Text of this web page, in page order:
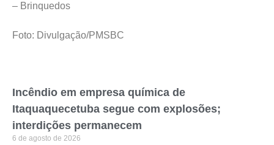
– Brinquedos
Foto: Divulgação/PMSBC
Incêndio em empresa química de
Itaquaquecetuba segue com explosões;
interdições permanecem
6 de agosto de 2026